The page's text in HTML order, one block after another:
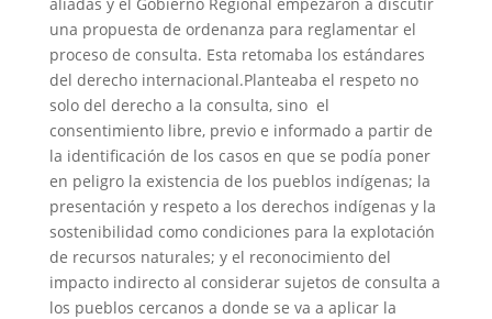
una propuesta de ordenanza para reglamentar el
proceso de consulta. Esta retomaba los estándares
del derecho internacional.Planteaba el respeto no
solo del derecho a la consulta, sino el
consentimiento libre, previo e informado a partir de
la identificación de los casos en que se podía poner
en peligro la existencia de los pueblos indígenas; la
presentación y respeto a los derechos indígenas y la
sostenibilidad como condiciones para la explotación
de recursos naturales; y el reconocimiento del
impacto indirecto al considerar sujetos de consulta a
los pueblos cercanos a donde se va a aplicar la